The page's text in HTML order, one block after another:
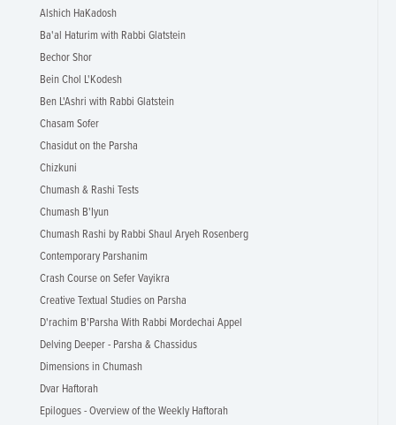
Alshich HaKadosh
Ba'al Haturim with Rabbi Glatstein
Bechor Shor
Bein Chol L'Kodesh
Ben L'Ashri with Rabbi Glatstein
Chasam Sofer
Chasidut on the Parsha
Chizkuni
Chumash & Rashi Tests
Chumash B'Iyun
Chumash Rashi by Rabbi Shaul Aryeh Rosenberg
Contemporary Parshanim
Crash Course on Sefer Vayikra
Creative Textual Studies on Parsha
D'rachim B'Parsha With Rabbi Mordechai Appel
Delving Deeper - Parsha & Chassidus
Dimensions in Chumash
Dvar Haftorah
Epilogues - Overview of the Weekly Haftorah